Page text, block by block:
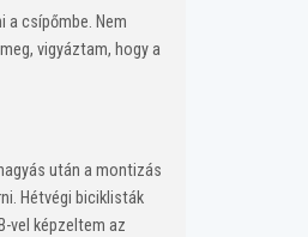
a csípőmbe. Nem
vigyáztam, hogy a
után a montizás
Hétvégi biciklisták
vel képzeltem az